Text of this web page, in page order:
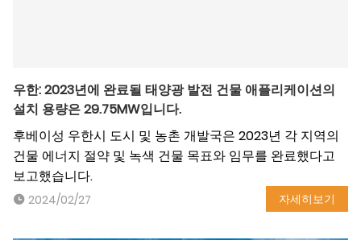
우한: 2023년에 완료될 태양광 발전 건물 애플리케이션의
설치 용량은 29.75MW입니다.
후베이성 우한시 도시 및 농촌 개발국은 2023년 각 지역의
건물 에너지 절약 및 녹색 건물 목표와 임무를 완료했다고
보고했습니다.
2024/02/27 자세히보기